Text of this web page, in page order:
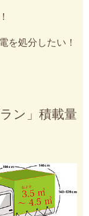
を処分したい！
ン」積載量